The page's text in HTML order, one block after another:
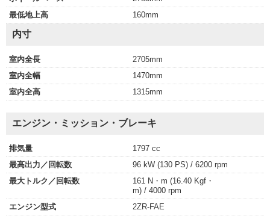
最低地上高
160mm
内寸
室内全長
2705mm
室内全幅
1470mm
室内全高
1315mm
エンジン・ミッション・ブレーキ
排気量
1797 cc
最高出力／回転数
96 kW (130 PS) / 6200 rpm
最大トルク／回転数
161 N・m (16.40 Kgf・
m) / 4000 rpm
エンジン型式
2ZR-FAE